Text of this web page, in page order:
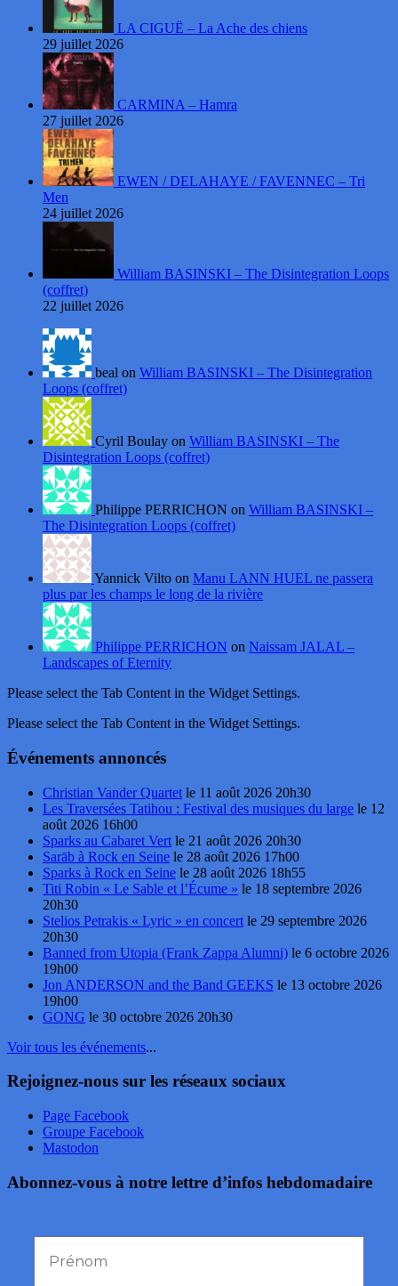
LA CIGUË – La Ache des chiens
29 juillet 2026
CARMINA – Hamra
27 juillet 2026
EWEN / DELAHAYE / FAVENNEC – Tri
Men
24 juillet 2026
William BASINSKI – The Disintegration Loops
(coffret)
22 juillet 2026
beal on William BASINSKI – The Disintegration
Loops (coffret)
Cyril Boulay on William BASINSKI – The
Disintegration Loops (coffret)
Philippe PERRICHON on William BASINSKI –
The Disintegration Loops (coffret)
Yannick Vilto on Manu LANN HUEL ne passera
plus par les champs le long de la rivière
Philippe PERRICHON on Naissam JALAL –
Landscapes of Eternity
Please select the Tab Content in the Widget Settings.
Please select the Tab Content in the Widget Settings.
Événements annoncés
Christian Vander Quartet le 11 août 2026 20h30
Les Traversées Tatihou : Festival des musiques du large le 12
août 2026 16h00
Sparks au Cabaret Vert le 21 août 2026 20h30
Sarāb à Rock en Seine le 28 août 2026 17h00
Sparks à Rock en Seine le 28 août 2026 18h55
Titi Robin « Le Sable et l’Écume » le 18 septembre 2026
20h30
Stelios Petrakis « Lyric » en concert le 29 septembre 2026
20h30
Banned from Utopia (Frank Zappa Alumni) le 6 octobre 2026
19h00
Jon ANDERSON and the Band GEEKS le 13 octobre 2026
19h00
GONG le 30 octobre 2026 20h30
Voir tous les événements...
Rejoignez-nous sur les réseaux sociaux
Page Facebook
Groupe Facebook
Mastodon
Abonnez-vous à notre lettre d’infos hebdomadaire